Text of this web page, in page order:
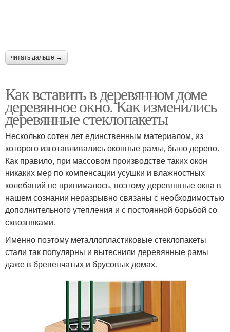
читать дальше →
Как вставить в деревянном доме
деревянное окно. Как изменились
деревянные стеклопакеты
Несколько сотен лет единственным материалом, из
которого изготавливались оконные рамы, было дерево.
Как правило, при массовом производстве таких окон
никаких мер по компенсации усушки и влажностных
колебаний не принималось, поэтому деревянные окна в
нашем сознании неразрывно связаны с необходимостью
дополнительного утепления и с постоянной борьбой со
сквозняками.
Именно поэтому металлопластиковые стеклопакеты
стали так популярны и вытеснили деревянные рамы
даже в бревенчатых и брусовых домах.